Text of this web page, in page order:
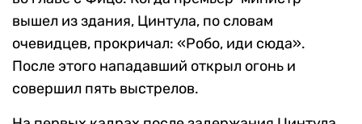
вышел из здания, Цинтула, по словам
очевидцев, прокричал: «Робо, иди сюда».
После этого нападавший открыл огонь и
совершил пять выстрелов.